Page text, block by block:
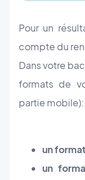
Pour un
compte du
Dans votre
formats de
partie mobile):
un
un